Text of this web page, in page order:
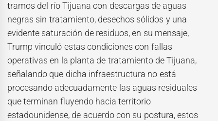
tramos del río Tijuana con descargas de aguas
negras sin tratamiento, desechos sólidos y una
evidente saturación de residuos, en su mensaje,
Trump vinculó estas condiciones con fallas
operativas en la planta de tratamiento de Tijuana,
señalando que dicha infraestructura no está
procesando adecuadamente las aguas residuales
que terminan fluyendo hacia territorio
estadounidense, de acuerdo con su postura, estos